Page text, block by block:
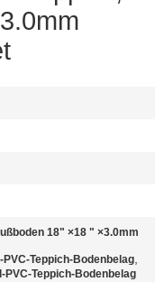
18" ×18 " ×3.0mm
Teppich-Bodenbelag,
Teppich-Bodenbelag